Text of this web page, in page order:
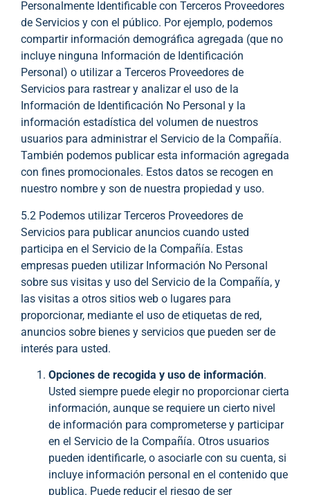
Personalmente Identificable con Terceros Proveedores
de Servicios y con el público. Por ejemplo, podemos
compartir información demográfica agregada (que no
incluye ninguna Información de Identificación
Personal) o utilizar a Terceros Proveedores de
Servicios para rastrear y analizar el uso de la
Información de Identificación No Personal y la
información estadística del volumen de nuestros
usuarios para administrar el Servicio de la Compañía.
También podemos publicar esta información agregada
con fines promocionales. Estos datos se recogen en
nuestro nombre y son de nuestra propiedad y uso.
5.2 Podemos utilizar Terceros Proveedores de
Servicios para publicar anuncios cuando usted
participa en el Servicio de la Compañía. Estas
empresas pueden utilizar Información No Personal
sobre sus visitas y uso del Servicio de la Compañía, y
las visitas a otros sitios web o lugares para
proporcionar, mediante el uso de etiquetas de red,
anuncios sobre bienes y servicios que pueden ser de
interés para usted.
Opciones de recogida y uso de información.
Usted siempre puede elegir no proporcionar cierta
información, aunque se requiere un cierto nivel
de información para comprometerse y participar
en el Servicio de la Compañía. Otros usuarios
pueden identificarle, o asociarle con su cuenta, si
incluye información personal en el contenido que
publica. Puede reducir el riesgo de ser